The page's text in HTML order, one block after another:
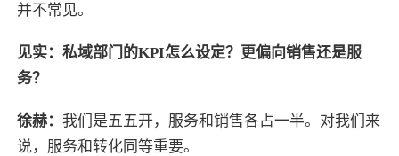
并不常见。
见实：私域部门的KPI怎么设定？更偏向销售还是服
务？
徐赫：我们是五五开，服务和销售各占一半。对我们来
说，服务和转化同等重要。